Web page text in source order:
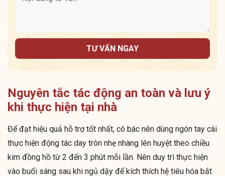
TƯ VẤN NGAY
Nguyên tắc tác động an toàn và lưu ý
khi thực hiện tại nhà
Để đạt hiệu quả hỗ trợ tốt nhất, cô bác nên dùng ngón tay cái
thực hiện động tác day tròn nhẹ nhàng lên huyệt theo chiều
kim đồng hồ từ 2 đến 3 phút mỗi lần. Nên duy trì thực hiện
vào buổi sáng sau khi ngủ dậy để kích thích hệ tiêu hóa bắt